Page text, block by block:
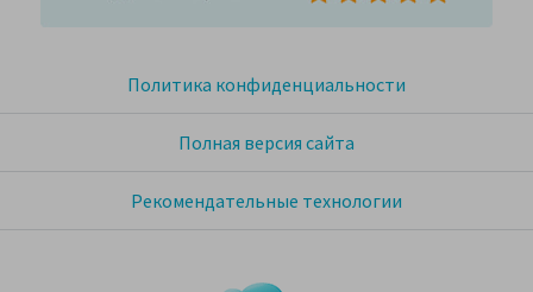
Политика конфиденциальности
Полная версия сайта
Рекомендательные технологии